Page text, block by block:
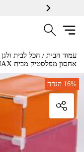
עמוד הבית / הכל לבית ולגן
אחסון מפלסטיק מבית HOMAX
16% הנחה